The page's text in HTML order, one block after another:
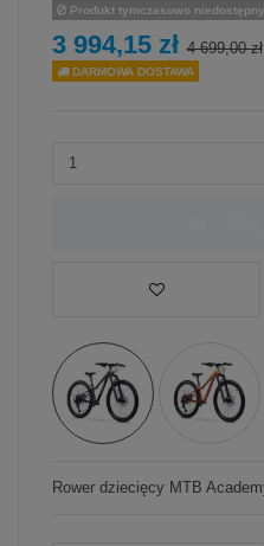
Produkt tymczasowo niedostępny
3 994,15 zł 4 699,00 zł
DARMOWA DOSTAWA
Rower dziecięcy MTB